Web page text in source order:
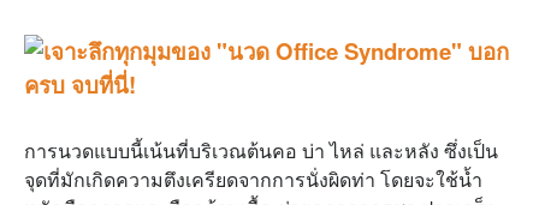
การนวดแบบนี้เน้นที่บริเวณต้นคอ บ่า ไหล่ และหลัง ซึ่งเป็น
จุดที่มักเกิดความตึงเครียดจากการนั่งผิดท่า โดยจะใช้น้ำ